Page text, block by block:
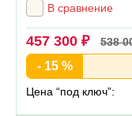
В сравнение
457 300 ₽ 538
- 15 %
Цена “под ключ”: